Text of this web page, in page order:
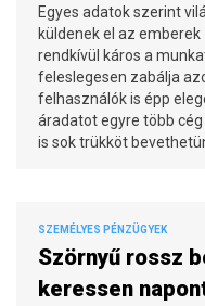
Egyes adatok szerint
küldenek el az
rendkívül káros a
feleslegesen zabálja
felhasználók is épp
áradatot egyre több
is sok trükköt
SZEMÉLYES PÉNZÜGYEK
Szörnyű rossz
keressen